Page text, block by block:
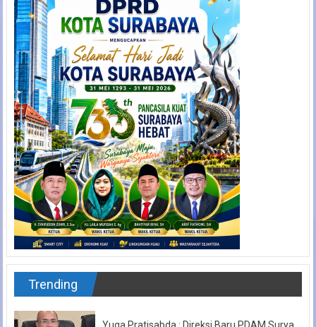
Trending
Yuga Pratisabda : Direksi Baru PDAM Surya